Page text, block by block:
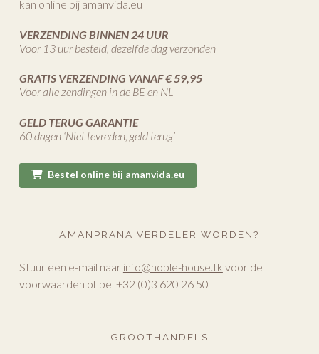
kan online bij amanvida.eu
VERZENDING BINNEN 24 UUR
Voor 13 uur besteld, dezelfde dag verzonden
GRATIS VERZENDING VANAF € 59,95
Voor alle zendingen in de BE en NL
GELD TERUG GARANTIE
60 dagen ‘Niet tevreden, geld terug’
Bestel online bij amanvida.eu
AMANPRANA VERDELER WORDEN?
Stuur een e-mail naar info@noble-house.tk voor de
voorwaarden of bel +32 (0)3 620 26 50
GROOTHANDELS